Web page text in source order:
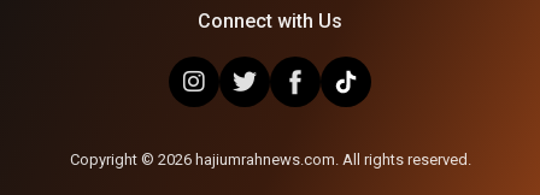
Connect with Us
Copyright © 2026 hajiumrahnews.com. All rights reserved.